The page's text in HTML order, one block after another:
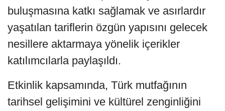
buluşmasına katkı sağlamak ve asırlardır
yaşatılan tariflerin özgün yapısını gelecek
nesillere aktarmaya yönelik içerikler
katılımcılarla paylaşıldı.
Etkinlik kapsamında, Türk mutfağının
tarihsel gelişimini ve kültürel zenginliğini